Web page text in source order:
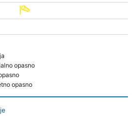
opasno
opasno